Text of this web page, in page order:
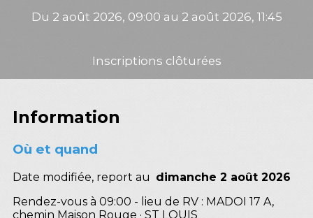
Du 2 août 2026, 09:00 au 2 août 2026, 11:45
Inscriptions clôturées
Information
Où et quand
Date modifiée, report au dimanche 2 août 2026
Rendez-vous à 09:00 - lieu de RV : MADOI 17 A,
chemin Maison Rouge · ST LOUIS